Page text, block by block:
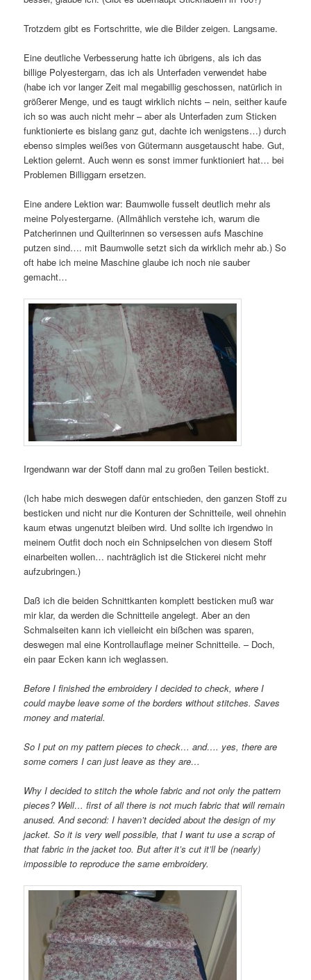
Trotzdem gibt es Fortschritte, wie die Bilder zeigen. Langsame.
Eine deutliche Verbesserung hatte ich übrigens, als ich das
billige Polyestergarn, das ich als Unterfaden verwendet habe
(habe ich vor langer Zeit mal megabillig geschossen, natürlich in
größerer Menge, und es taugt wirklich nichts – nein, seither kaufe
ich so was auch nicht mehr – aber als Unterfaden zum Sticken
funktionierte es bislang ganz gut, dachte ich wenigstens…) durch
ebenso simples weißes von Gütermann ausgetauscht habe. Gut,
Lektion gelernt. Auch wenn es sonst immer funktioniert hat… bei
Problemen Billiggarn ersetzen.
Eine andere Lektion war: Baumwolle fusselt deutlich mehr als
meine Polyestergarne. (Allmählich verstehe ich, warum die
Patcherinnen und Quilterinnen so versessen aufs Maschine
putzen sind…. mit Baumwolle setzt sich da wirklich mehr ab.) So
oft habe ich meine Maschine glaube ich noch nie sauber
gemacht…
Irgendwann war der Stoff dann mal zu großen Teilen bestickt.
(Ich habe mich deswegen dafür entschieden, den ganzen Stoff zu
besticken und nicht nur die Konturen der Schnitteile, weil ohnehin
kaum etwas ungenutzt bleiben wird. Und sollte ich irgendwo in
meinem Outfit doch noch ein Schnipselchen von diesem Stoff
einarbeiten wollen… nachträglich ist die Stickerei nicht mehr
aufzubringen.)
Daß ich die beiden Schnittkanten komplett besticken muß war
mir klar, da werden die Schnitteile angelegt. Aber an den
Schmalseiten kann ich vielleicht ein bißchen was sparen,
deswegen mal eine Kontrollauflage meiner Schnitteile. – Doch,
ein paar Ecken kann ich weglassen.
Before I finished the embroidery I decided to check, where I
could maybe leave some of the borders without stitches. Saves
money and material.
So I put on my pattern pieces to check… and…. yes, there are
some corners I can just leave as they are…
Why I decided to stitch the whole fabric and not only the pattern
pieces? Well… first of all there is not much fabric that will remain
anused. And second: I haven’t decided about the design of my
jacket. So it is very well possible, that I want tu use a scrap of
that fabric in the jacket too. But after it’s cut it’ll be (nearly)
impossible to reproduce the same embroidery.